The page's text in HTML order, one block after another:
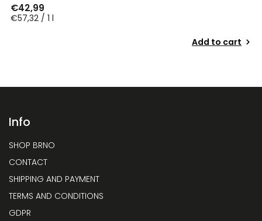
€42,99
€57,32 / 1 l
Add to cart
Info
SHOP BRNO
CONTACT
SHIPPING AND PAYMENT
TERMS AND CONDITIONS
GDPR